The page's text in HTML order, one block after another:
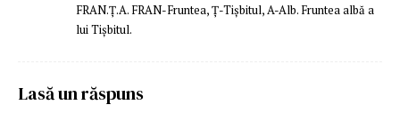
FRAN.Ț.A. FRAN-Fruntea, Ț-Tișbitul, A-Alb. Fruntea albă a
lui Tișbitul.
Lasă un răspuns